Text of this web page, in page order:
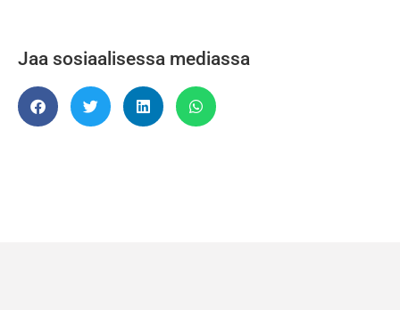
Jaa sosiaalisessa mediassa